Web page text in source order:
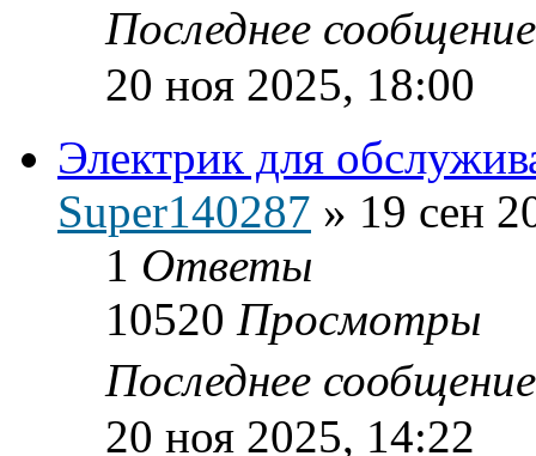
Последнее
20 ноя 2025, 18:00
Электрик для
Super140287 » 19 сен
1 Ответы
10520 Просмотры
Последнее
20 ноя 2025, 14:22